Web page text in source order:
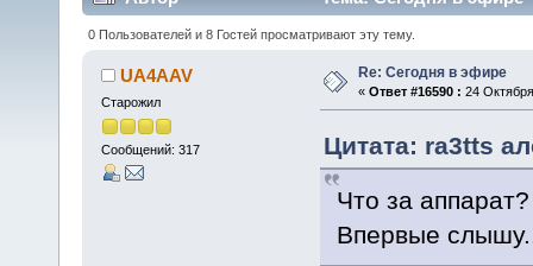
0 Пользователей и 8 Гостей просматривают эту тему.
UA4AAV
Старожил
Сообщений: 317
Re: Сегодня в эфире
« Ответ #16590 : 24
Цитата: ra3tts
Что за аппарат?
Впервые